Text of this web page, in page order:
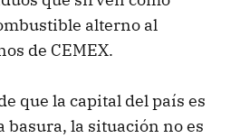
alterno al
de CEMEX.
que la capital del país es
basura, la situación no es